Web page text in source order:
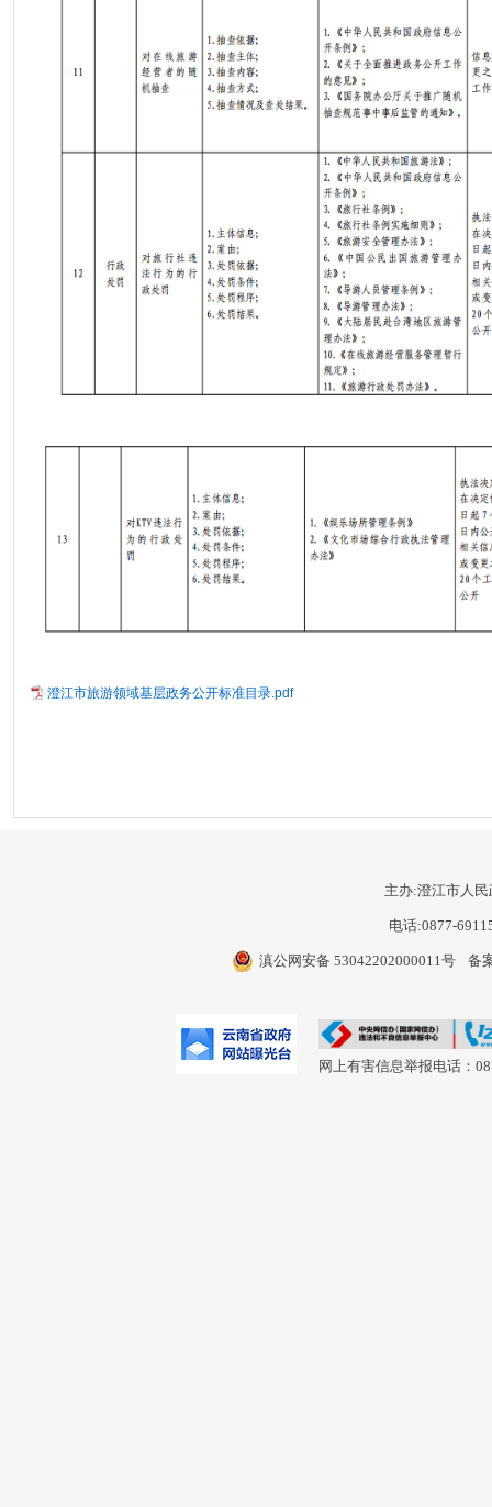
澄江市旅游领域基层政务公开标准目录.pdf
主办:澄江市人民
电话:0877-
滇公网安备 53042202000011号 备
网上有害信息举报电话：